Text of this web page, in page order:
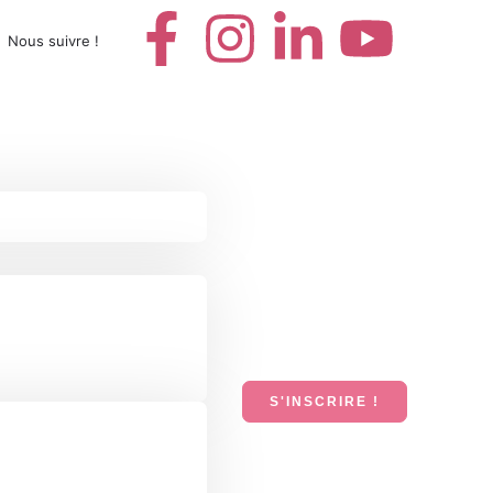
Nous suivre !
S'INSCRIRE !